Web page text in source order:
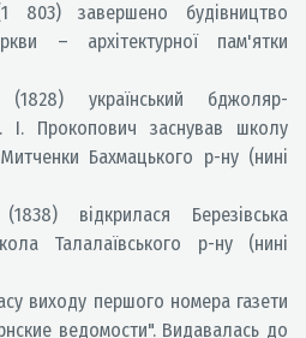
803) завершено будівництво
– архітектурної пам'ятки
український бджоляр-
І. Прокопович заснував школу
Бахмацького р-ну (нині
відкрилася Березівська
Талалаївського р-ну (нині
виходу першого номера газети
ведомости". Видавалась до